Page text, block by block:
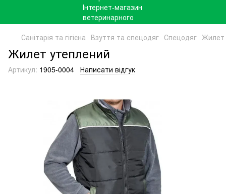
Санітарія та гігієна Взуття та спецодяг Спецодяг Жилет
Жилет утеплений
Артикул: 1905-0004 Написати відгук